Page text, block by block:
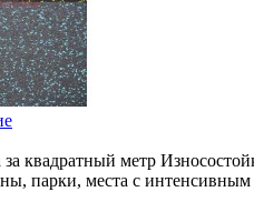
квадратный метр
парки, места с